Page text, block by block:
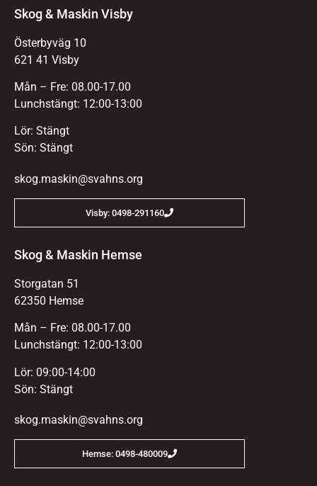
Skog & Maskin Visby
Österbyväg 10
621 41 Visby
Mån – Fre: 08.00-17.00
Lunchstängt: 12:00-13:00
Lör: Stängt
Sön: Stängt
skog.maskin@svahns.org
Visby: 0498-291160
Skog & Maskin Hemse
Storgatan 51
62350 Hemse
Mån – Fre: 08.00-17.00
Lunchstängt: 12:00-13:00
Lör: 09:00-14:00
Sön: Stängt
skog.maskin@svahns.org
Hemse: 0498-480009